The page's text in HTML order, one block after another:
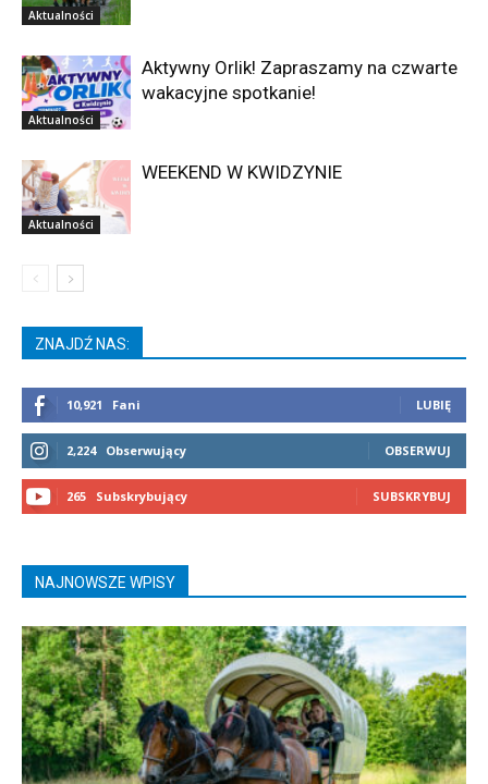
Aktualności
Aktualności
Aktywny Orlik! Zapraszamy na czwarte
wakacyjne spotkanie!
Aktualności
WEEKEND W KWIDZYNIE
ZNAJDŹ NAS:
10,921 Fani LUBIĘ
2,224 Obserwujący OBSERWUJ
265 Subskrybujący SUBSKRYBUJ
NAJNOWSZE WPISY